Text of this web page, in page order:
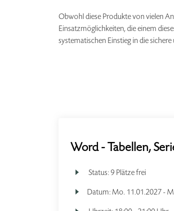
Obwohl diese Produkte von vielen
Einsatzmöglichkeiten, die einem
systematischen Einstieg in die
Word - Tabellen,
Status:9 Plätze frei
Datum: Mo. 11.01.2027 -